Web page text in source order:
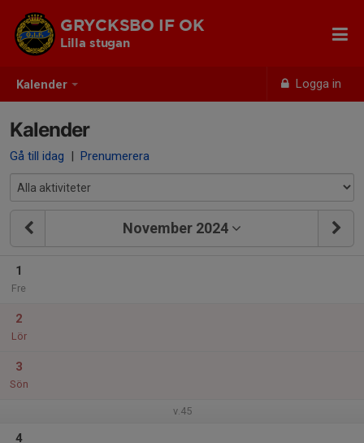
Kalender Logga in
GRYCKSBO IF OK
Lilla stugan
Kalender
Gå till idag | Prenumerera
November 2024
1
Fre
2
Lör
3
Sön
v.45
4